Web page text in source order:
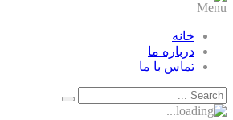
Menu
خانه
درباره ما
تماس با ما